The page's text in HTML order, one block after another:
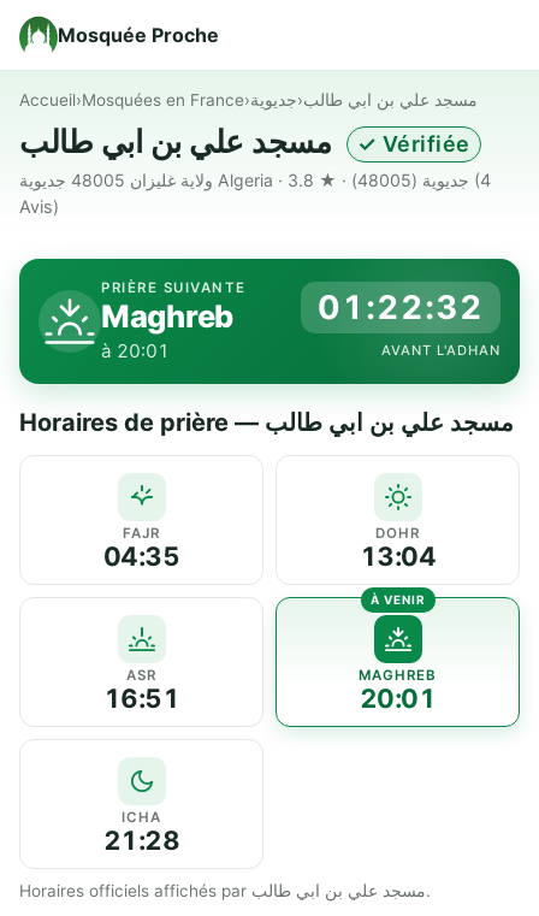
Mosquée Proche
Accueil›Mosquées en France›جديوية›مسجد علي بن ابي طالب
✓ Vérifiée
(4
Avis)
PRIÈRE SUIVANTE
Maghreb
à 20:01
01:22:31
AVANT L'ADHAN
Horaires de prière — مسجد علي بن ابي طالب
FAJR
04:35
DOHR
13:04
ASR
16:51
MAGHREB
20:01
ICHA
21:28
Horaires officiels affichés par مسجد علي بن ابي طالب.